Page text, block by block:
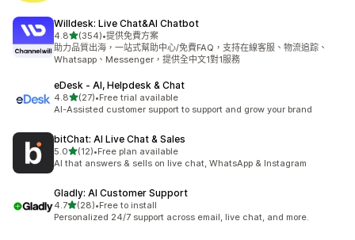
Willdesk: Live Chat&AI Chatbot
4.8滿分 5 顆星
(354)
共有 354 則評價
•提供免費方案
助力品質出海，一站式幫助中心/免費FAQ，支持在線客服、物流追踪、
Whatsapp、Messenger，提供全中文1對1服務
eDesk ‑ AI, Helpdesk & Chat
4.8滿分 5 顆星
(27)
共有 27 則評價
•Free trial available
AI-Assisted customer support to support and grow your brand
bitChat: AI Live Chat & Sales
5.0滿分 5 顆星
(12)
共有 12 則評價
•Free plan available
AI that answers & sells on live chat, WhatsApp & Instagram
Gladly: AI Customer Support
4.7滿分 5 顆星
(28)
共有 28 則評價
•Free to install
Personalized 24/7 support across email, live chat, and more.